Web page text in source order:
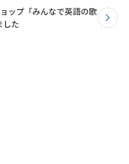
ップ「みんなで英語の歌
した